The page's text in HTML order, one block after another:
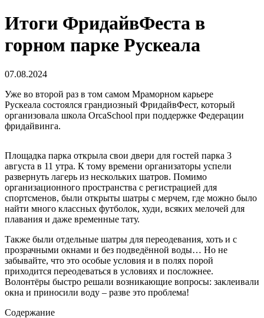
Итоги ФридайвФеста в
горном парке Рускеала
07.08.2024
Уже во второй раз в том самом Мраморном карьере
Рускеала состоялся грандиозный ФридайвФест, который
организовала школа OrcaSchool при поддержке Федерации
фридайвинга.
Площадка парка открыла свои двери для гостей парка 3
августа в 11 утра. К тому времени организаторы успели
развернуть лагерь из нескольких шатров. Помимо
организационного пространства с регистрацией для
спортсменов, были открыты шатры с мерчем, где можно было
найти много классных футболок, худи, всяких мелочей для
плавания и даже временные тату.
Также были отдельные шатры для переодевания, хоть и с
прозрачными окнами и без подведённой воды… Но не
забывайте, что это особые условия и в полях порой
приходится переодеваться в условиях и посложнее.
Волонтёры быстро решали возникающие вопросы: заклеивали
окна и приносили воду – разве это проблема!
Содержание